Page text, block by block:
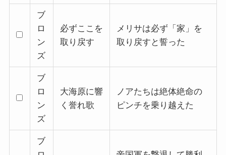
ブ
ロ
ン
ズ
必ずここを
取り戻す
メリサは必ず「家」を
取り戻すと誓った
ブ
ロ
ン
ズ
大海原に響
く誉れ歌
ノアたちは絶体絶命の
ピンチを乗り越えた
ブ